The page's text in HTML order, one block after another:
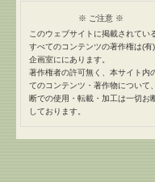
※ ご注意 ※
このウェブサイトに掲載されてい
すべてのコンテンツの著作権は(有)
企画室ににあります。
著作権者の許可無く、本サイト内
てのコンテンツ・著作物について
断での使用・転載・加工は一切お
しております。